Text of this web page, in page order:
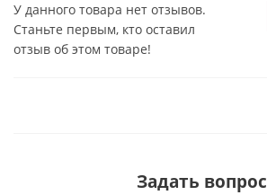
У данного товара нет отзывов.
Станьте первым, кто оставил
отзыв об этом товаре!
Задать вопрос